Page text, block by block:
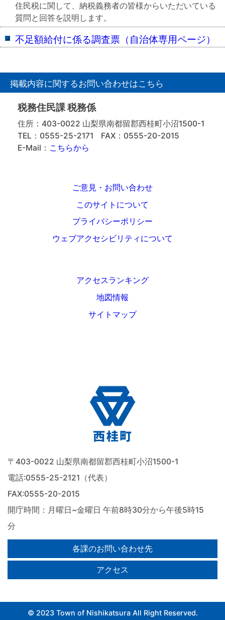
住民税に関して、納税義務者の皆様からいただいている
質問と回答を説明します。
不足額給付に係る調査票（自治体専用ページ）
掲載内容に関するお問い合わせはこちら
税務住民課 税務係
住所：403-0022 山梨県南都留郡西桂町小沼1500-1
TEL：0555-25-2171
FAX：0555-20-2015
E-Mail： こちらから
ご意見・お問い合わせ
このサイトについて
プライバシーポリシー
ウェブアクセシビリティについて
アクセスランキング
地図情報
サイトマップ
〒403-0022 山梨県南都留郡西桂町小沼1500-1
電話:0555-25-2121（代表）
FAX:0555-20-2015
開庁時間：月曜日~金曜日 午前8時30分から午後5時15
分
各課のお問い合わせ先
アクセス
© 2023 Town of Nishikatsura All Right Reserved.